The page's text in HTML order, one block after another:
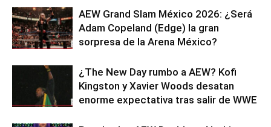
AEW Grand Slam México 2026: ¿Será
Adam Copeland (Edge) la gran
sorpresa de la Arena México?
¿The New Day rumbo a AEW? Kofi
Kingston y Xavier Woods desatan
enorme expectativa tras salir de WWE